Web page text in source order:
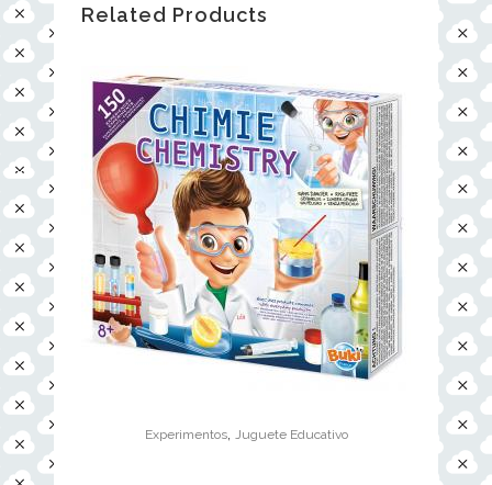
Related Products
Experimentos, Juguete Educativo